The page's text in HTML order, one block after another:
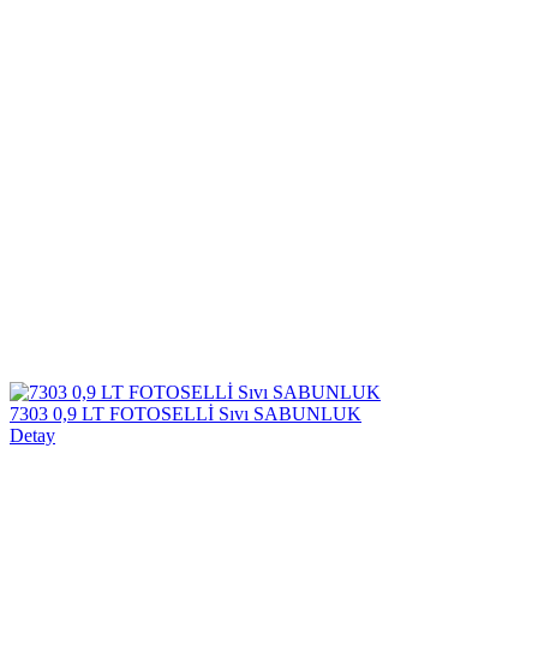
7303 0,9 LT FOTOSELLİ Sıvı SABUNLUK
Detay